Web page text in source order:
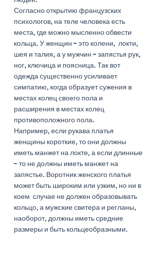
Согласно открытию французских
психологов, на теле человека есть
места, где можно мысленно обвести
кольца. У женщин - это колени,  локти,
шея и талия, а у мужчин - запястья рук,
ног, ключица и поясница. Так вот
одежда существенно усиливает
симпатию, когда образует сужения в
местах колец своего пола и
расширения в местах колец
противоположного пола.
Например, если рукава платья
женщины короткие, то они должны
иметь манжет на локте, а если длинные
- то не должны иметь манжет на
запястье. Воротник женского платья
может быть широким или узким, но ни в
коем  случае не должен образовывать
кольцо, а мужские свитера и регланы,
наоборот, должны иметь средние
размеры и быть кольцеобразными.